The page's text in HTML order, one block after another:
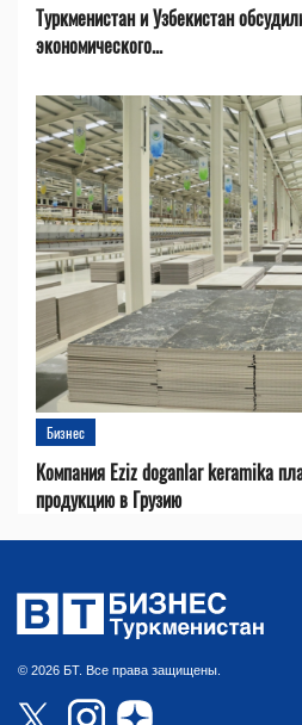
Туркменистан и Узбекистан
экономического...
Бизнес
Компания Eziz doganlar keramika
продукцию в Грузию
© 2026 БТ. Все права защищены.